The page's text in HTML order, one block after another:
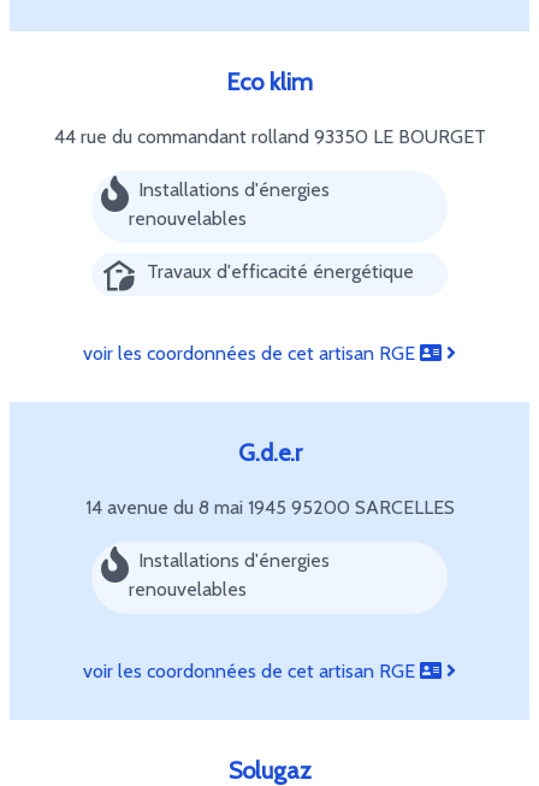
Eco klim
44 rue du commandant rolland 93350 LE BOURGET
Installations d'énergies
renouvelables
Travaux d'efficacité énergétique
voir les coordonnées de cet artisan RGE
G.d.e.r
14 avenue du 8 mai 1945 95200 SARCELLES
Installations d'énergies
renouvelables
voir les coordonnées de cet artisan RGE
Solugaz